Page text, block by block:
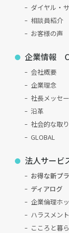
ダイヤル・
相談員紹介
お客様の声
企業情報
会社概要
企業理念
社長メッセ
沿革
社会的な取
GLOBAL
法人サービ
お得な新プ
ディアログ
企業倫理ホ
ハラスメン
こころと暮